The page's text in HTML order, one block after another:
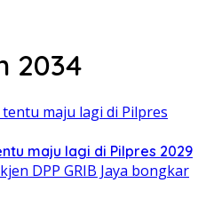
2034
maju lagi di Pilpres 2029